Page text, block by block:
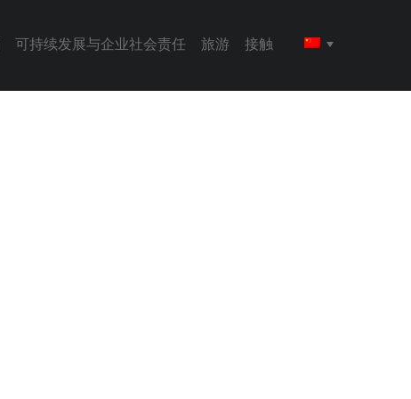
可持续发展与企业社会责任 旅游 接触